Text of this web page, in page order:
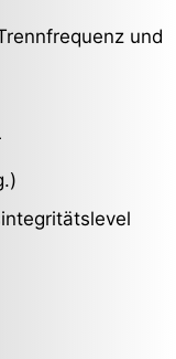
und